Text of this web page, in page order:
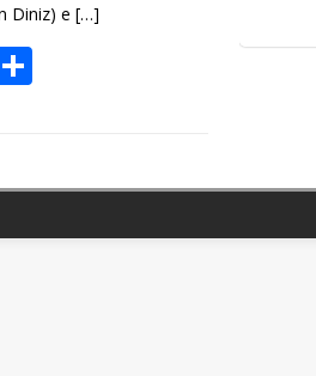
Diniz) e […]
e